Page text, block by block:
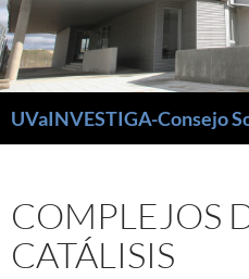
COMPLEJOS
CATÁLISIS